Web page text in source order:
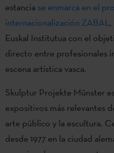
estancia se enmarca en el
internacionalización ZABAL
Euskal Institutua con el
directo entre profesionales
escena artística vasca.
Skulptur Projekte Münster
expositivos más relevantes
arte público y la escultura.
desde 1977 en la ciudad